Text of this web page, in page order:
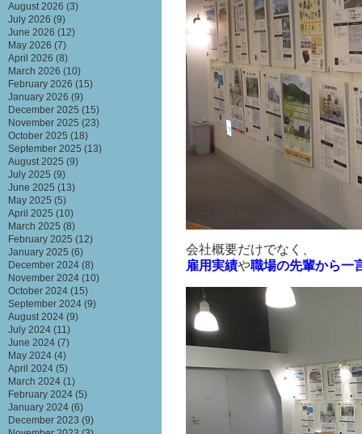
会社概要だけでなく、
雇用実績や職場の先輩から一
August 2026 (3)
July 2026 (9)
June 2026 (12)
May 2026 (7)
April 2026 (8)
March 2026 (10)
February 2026 (15)
January 2026 (9)
December 2025 (15)
November 2025 (23)
October 2025 (18)
September 2025 (13)
August 2025 (9)
July 2025 (9)
June 2025 (13)
May 2025 (5)
April 2025 (10)
March 2025 (8)
February 2025 (12)
January 2025 (6)
December 2024 (8)
November 2024 (10)
October 2024 (15)
September 2024 (9)
August 2024 (9)
July 2024 (11)
June 2024 (7)
May 2024 (4)
April 2024 (5)
March 2024 (1)
February 2024 (5)
January 2024 (6)
December 2023 (9)